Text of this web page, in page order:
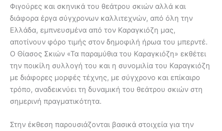
Φιγούρες και σκηνικά του θεάτρου σκιών αλλά και
διάφορα έργα σύγχρονων καλλιτεχνών, από όλη την
Ελλάδα, εμπνευσμένα από τον Καραγκιόζη μας,
αποτίνουν φόρο τιμής στον δημοφιλή ήρωα του μπερντέ.
Ο Θίασος Σκιών «Τα παραμύθια του Καραγκιόζη» εκθέτει
την ποικίλη συλλογή του και η συνομιλία του Καραγκιόζη
με διάφορες μορφές τέχνης, με σύγχρονο και επίκαιρο
τρόπο, αναδεικνύει τη δυναμική του θεάτρου σκιών στη
σημερινή πραγματικότητα.
Στην έκθεση παρουσιάζονται βασικά στοιχεία για την